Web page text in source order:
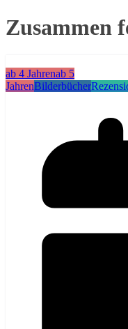
Zusammen
ab 4 Jahrenab 5
JahrenBilderbücher